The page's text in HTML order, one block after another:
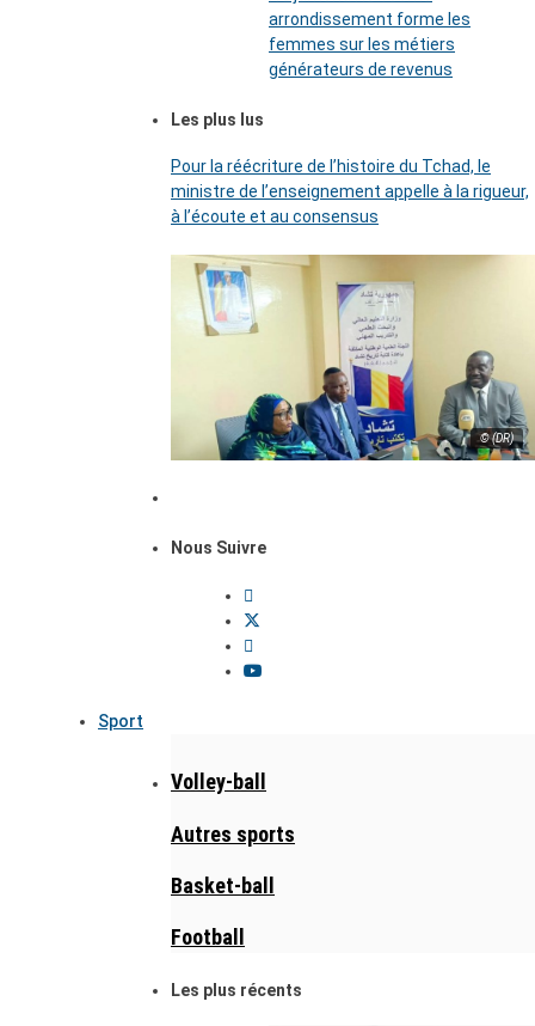
arrondissement forme les
femmes sur les métiers
générateurs de revenus
Les plus lus
Pour la réécriture de l’histoire du Tchad, le
ministre de l’enseignement appelle à la rigueur,
à l’écoute et au consensus
© (DR)
Nous Suivre
Sport
Volley-ball
Autres sports
Basket-ball
Football
Les plus récents